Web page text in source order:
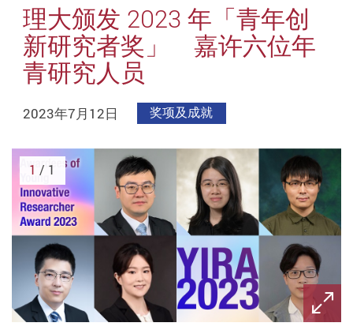
理大颁发 2023 年「青年创
新研究者奖」 嘉许六位年
青研究人员
2023年7月12日 奖项及成就
1 / 1